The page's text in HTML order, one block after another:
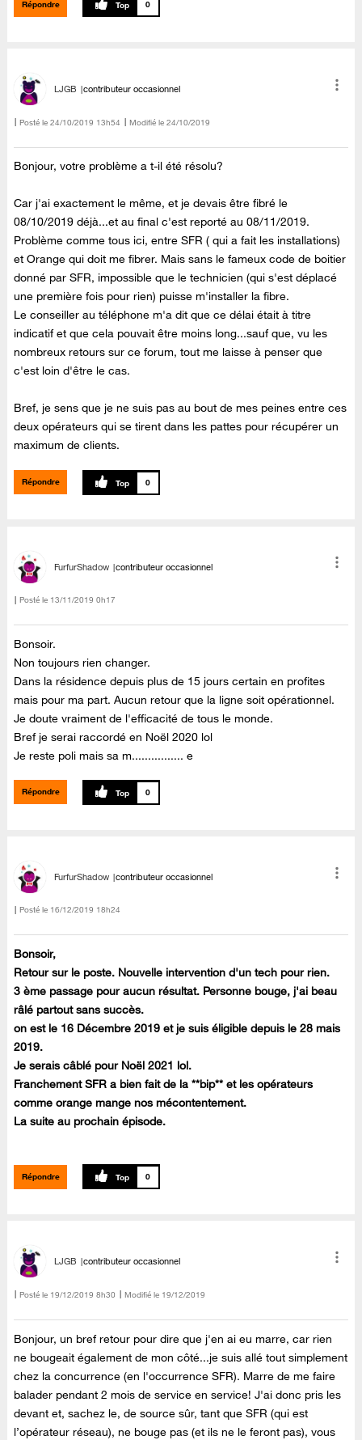
Répondre 0
LJGB contributeur occasionnel
Posté le ‎24/10/2019 13h54 Modifié le 24/10/2019
Bonjour, votre problème a t-il été résolu?
Car j'ai exactement le même, et je devais être fibré le
08/10/2019 déjà...et au final c'est reporté au 08/11/2019.
Problème comme tous ici, entre SFR ( qui a fait les installations)
et Orange qui doit me fibrer. Mais sans le fameux code de boitier
donné par SFR, impossible que le technicien (qui s'est déplacé
une première fois pour rien) puisse m'installer la fibre.
Le conseiller au téléphone m'a dit que ce délai était à titre
indicatif et que cela pouvait être moins long...sauf que, vu les
nombreux retours sur ce forum, tout me laisse à penser que
c'est loin d'être le cas.
Bref, je sens que je ne suis pas au bout de mes peines entre ces
deux opérateurs qui se tirent dans les pattes pour récupérer un
maximum de clients.
Répondre 0
FurfurShadow contributeur occasionnel
Posté le ‎13/11/2019 0h17
Bonsoir.
Non toujours rien changer.
Dans la résidence depuis plus de 15 jours certain en profites
mais pour ma part. Aucun retour que la ligne soit opérationnel.
Je doute vraiment de l'efficacité de tous le monde.
Bref je serai raccordé en Noël 2020 lol
Je reste poli mais sa m................ e
Répondre 0
FurfurShadow contributeur occasionnel
Posté le ‎16/12/2019 18h24
Bonsoir,
Retour sur le poste. Nouvelle intervention d'un tech pour rien.
3 ème passage pour aucun résultat. Personne bouge, j'ai beau
râlé partout sans succès.
on est le 16 Décembre 2019 et je suis éligible depuis le 28 mais
2019.
Je serais câblé pour Noël 2021 lol.
Franchement SFR a bien fait de la **bip** et les opérateurs
comme orange mange nos mécontentement.
La suite au prochain épisode.
Répondre 0
LJGB contributeur occasionnel
Posté le ‎19/12/2019 8h30 Modifié le 19/12/2019
Bonjour, un bref retour pour dire que j'en ai eu marre, car rien
ne bougeait également de mon côté...je suis allé tout simplement
chez la concurrence (en l'occurrence SFR). Marre de me faire
balader pendant 2 mois de service en service! J'ai donc pris les
devant et, sachez le, de source sûr, tant que SFR (qui est
l’opérateur réseau), ne bouge pas (et ils ne le feront pas), vous